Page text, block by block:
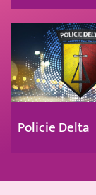
Policie Delta